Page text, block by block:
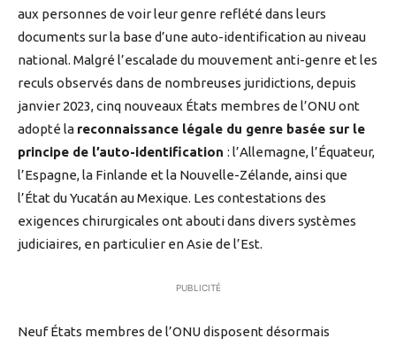
aux personnes de voir leur genre reflété dans leurs
documents sur la base d’une auto-identification au niveau
national. Malgré l’escalade du mouvement anti-genre et les
reculs observés dans de nombreuses juridictions, depuis
janvier 2023, cinq nouveaux États membres de l’ONU ont
adopté la reconnaissance légale du genre basée sur le
principe de l’auto-identification : l’Allemagne, l’Équateur,
l’Espagne, la Finlande et la Nouvelle-Zélande, ainsi que
l’État du Yucatán au Mexique. Les contestations des
exigences chirurgicales ont abouti dans divers systèmes
judiciaires, en particulier en Asie de l’Est.
PUBLICITÉ
Neuf États membres de l’ONU disposent désormais